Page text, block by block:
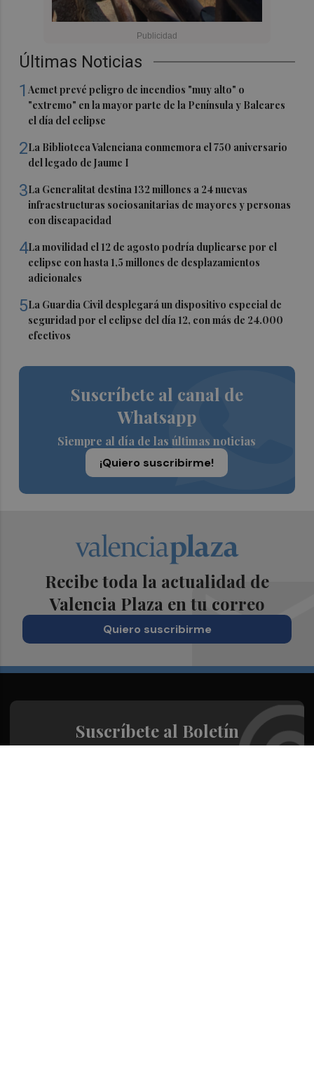
Últimas Noticias
1Aemet prevé peligro de incendios "muy alto" o
"extremo" en la mayor parte de la Península y Baleares
el día del eclipse
2La Biblioteca Valenciana conmemora el 750 aniversario
del legado de Jaume I
3La Generalitat destina 132 millones a 24 nuevas
infraestructuras sociosanitarias de mayores y personas
con discapacidad
4La movilidad el 12 de agosto podría duplicarse por el
eclipse con hasta 1,5 millones de desplazamientos
adicionales
5La Guardia Civil desplegará un dispositivo especial de
seguridad por el eclipse del día 12, con más de 24.000
efectivos
Suscríbete al canal de
Whatsapp
Siempre al día de las últimas noticias
¡Quiero suscribirme!
Recibe toda la actualidad de
Valencia Plaza en tu correo
Quiero suscribirme
Suscríbete al Boletín